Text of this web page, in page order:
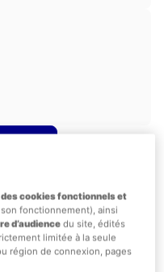
cette
des cookies fonctionnels et
fonctionnement), ainsi
d’audience du site, édités
limitée à la seule
région de connexion, pages